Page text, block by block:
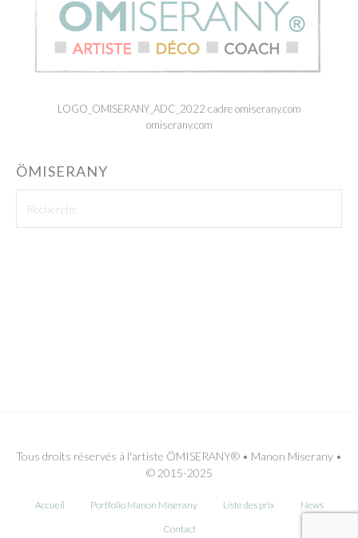
LOGO_OMISERANY_ADC_2022 cadre omiserany.com
omiserany.com
ÖMISERANY
Tous droits réservés à l'artiste ÖMISERANY® • Manon Miserany •
© 2015-2025
Accueil Portfolio Manon Miserany Liste des prix
News
Contact